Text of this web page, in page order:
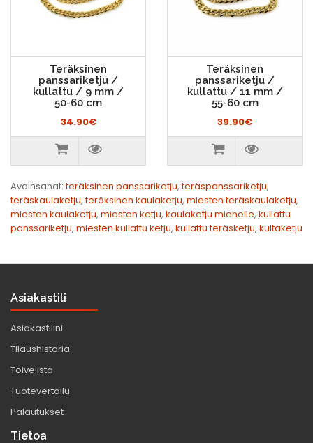
Teräksinen
panssariketju /
kullattu / 9 mm /
50-60 cm
34.90€
Teräksinen
panssariketju /
kullattu / 11 mm /
55-60 cm
39.90€
Avainsanat:teräksinen panssariketju,teräspanssariketju,
teräskaulaketju,teräksinen kaulaketju, miesten teräskaulaketju,
miesten kaulaketju, miesten ketju, kaulaketju miehelle, kullattu
panssariketju, miesten kullattu ketju, kullattu teräsketju, kultaketju
Asiakastili
Asiakastilini
Tilaushistoria
Toivelista
Tuotevertailu
Palautukset
Tietoa